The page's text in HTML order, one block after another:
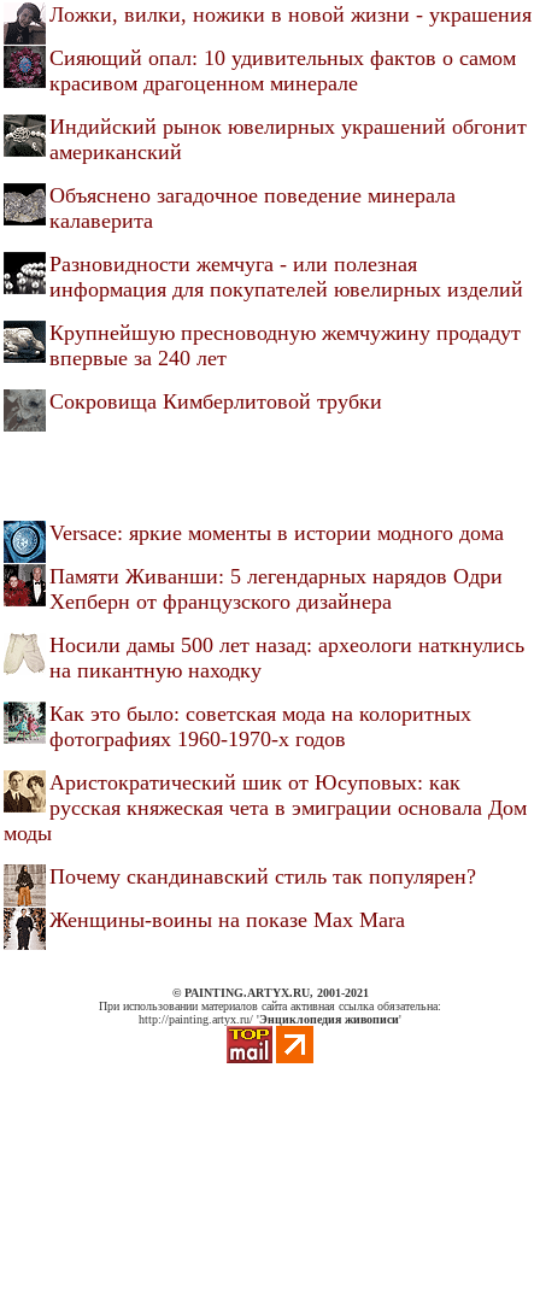
Ложки, вилки, ножики в новой жизни - украшения
Сияющий опал: 10 удивительных фактов о самом
красивом драгоценном минерале
Индийский рынок ювелирных украшений обгонит
американский
Объяснено загадочное поведение минерала
калаверита
Разновидности жемчуга - или полезная
информация для покупателей ювелирных изделий
Крупнейшую пресноводную жемчужину продадут
впервые за 240 лет
Сокровища Кимберлитовой трубки
Versace: яркие моменты в истории модного дома
Памяти Живанши: 5 легендарных нарядов Одри
Хепберн от французского дизайнера
Носили дамы 500 лет назад: археологи наткнулись
на пикантную находку
Как это было: советская мода на колоритных
фотографиях 1960-1970-х годов
Аристократический шик от Юсуповых: как
русская княжеская чета в эмиграции основала Дом
моды
Почему скандинавский стиль так популярен?
Женщины-воины на показе Max Mara
© PAINTING.ARTYX.RU, 2001-2021
При использовании материалов сайта активная ссылка обязательна:
http://painting.artyx.ru/ 'Энциклопедия живописи'